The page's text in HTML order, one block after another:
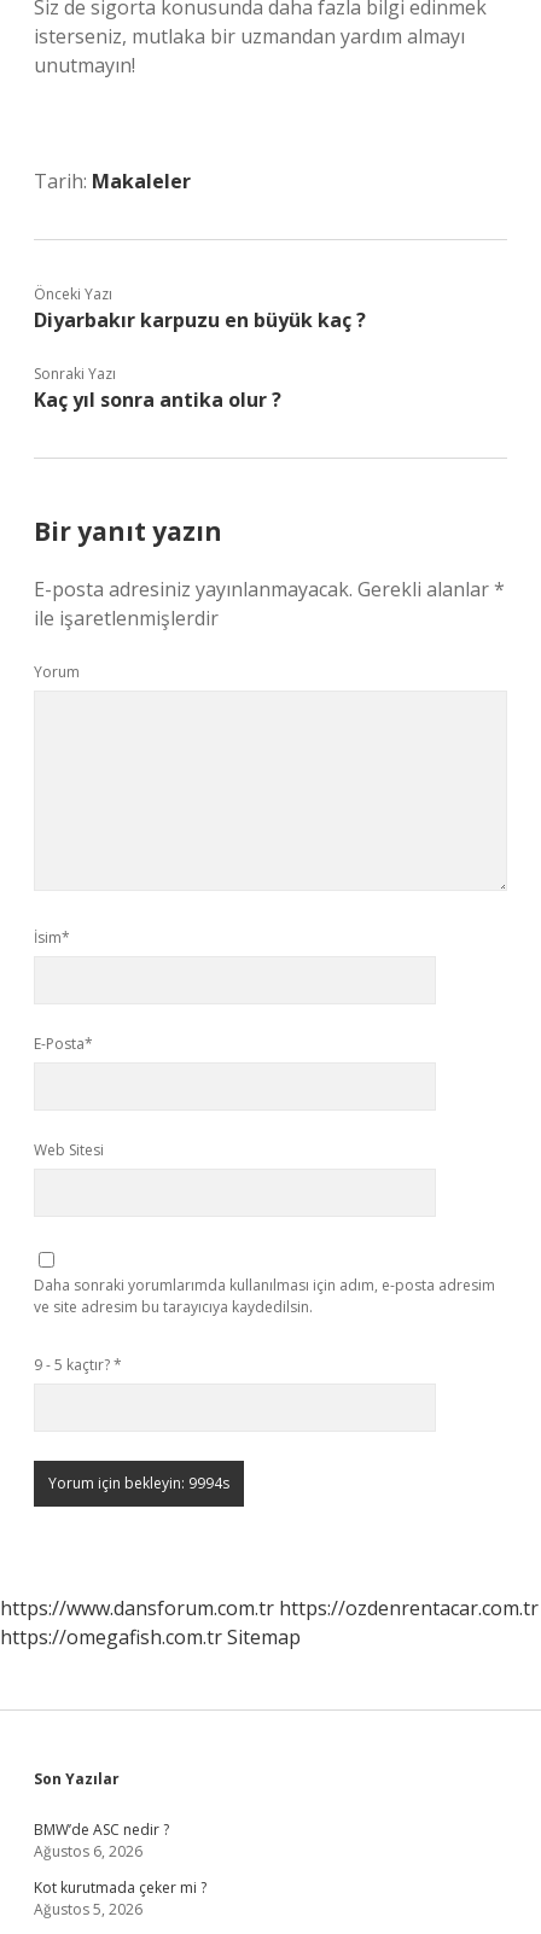
Siz de sigorta konusunda daha fazla bilgi edinmek
isterseniz, mutlaka bir uzmandan yardım almayı
unutmayın!
Tarih: Makaleler
Önceki Yazı
Diyarbakır karpuzu en büyük kaç ?
Sonraki Yazı
Kaç yıl sonra antika olur ?
Bir yanıt yazın
E-posta adresiniz yayınlanmayacak. Gerekli alanlar*
ile işaretlenmişlerdir
Yorum
İsim*
E-Posta*
Web Sitesi
Daha sonraki yorumlarımda kullanılması için adım, e-posta adresim
ve site adresim bu tarayıcıya kaydedilsin.
9 - 5 kaçtır?*
https://www.dansforum.com.tr https://ozdenrentacar.com.tr
https://omegafish.com.trSitemap
Sidebar
Son Yazılar
BMW’de ASC nedir ?
Ağustos 6, 2026
Kot kurutmada çeker mi ?
Ağustos 5, 2026